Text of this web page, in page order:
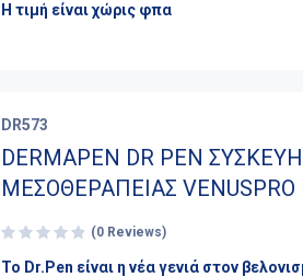
H τιμή είναι χώρις φπα
DR573
DERMAPEN DR PEN ΣΥΣΚΕΥΗ
ΜΕΣΟΘΕΡΑΠΕΙΑΣ VENUSPRO
(0 Reviews)
Το Dr.Pen είναι η νέα γενιά στον